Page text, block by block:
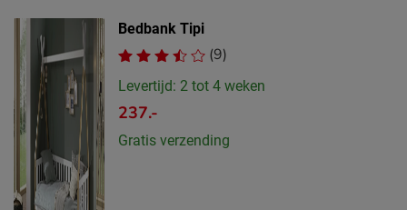
Bedbank Tipi
(9)
Levertijd: 2 tot 4 weken
237.-
Gratis verzending